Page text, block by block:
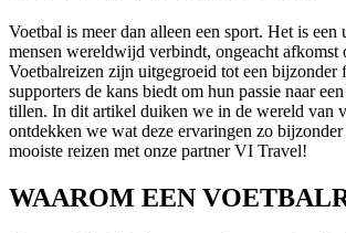
Voetbal is meer dan alleen een sport. Het is een
mensen wereldwijd verbindt, ongeacht afkomst
Voetbalreizen zijn uitgegroeid tot een bijzonder
supporters de kans biedt om hun passie naar
tillen. In dit artikel duiken we in de wereld van
ontdekken we wat deze ervaringen zo
mooiste reizen met onze partner VI Travel!
WAAROM EEN